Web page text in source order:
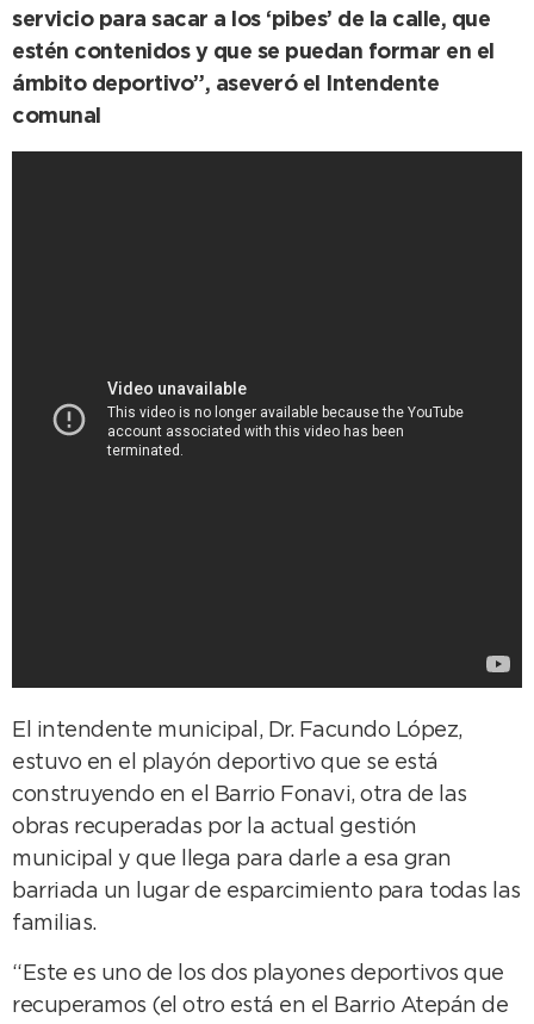
servicio para sacar a los ‘pibes’ de la calle, que
estén contenidos y que se puedan formar en el
ámbito deportivo”, aseveró el Intendente
comunal
El intendente municipal, Dr. Facundo López,
estuvo en el playón deportivo que se está
construyendo en el Barrio Fonavi, otra de las
obras recuperadas por la actual gestión
municipal y que llega para darle a esa gran
barriada un lugar de esparcimiento para todas las
familias.
“Este es uno de los dos playones deportivos que
recuperamos (el otro está en el Barrio Atepán de